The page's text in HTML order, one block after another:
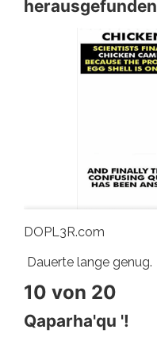
herausgefunden
DOPL3R.com
Dauerte lange genug.
10 von 20
Qaparha'qu '!